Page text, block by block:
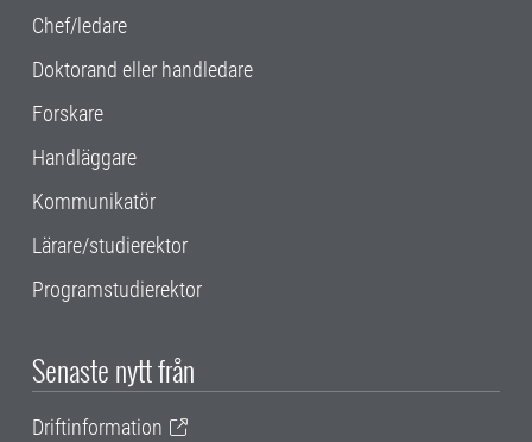
Chef/ledare
Doktorand eller handledare
Forskare
Handläggare
Kommunikatör
Lärare/studierektor
Programstudierektor
Senaste nytt från
Driftinformation